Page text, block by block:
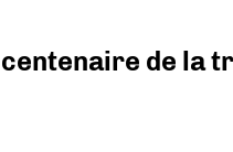
de la